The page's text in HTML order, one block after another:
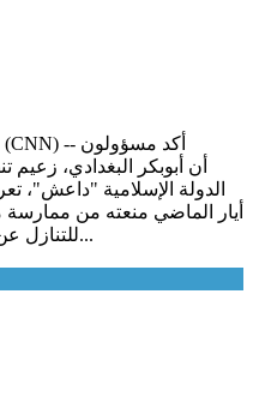
الدولة الإسلامية "داعش"،
أيار الماضي منعته من
للتنازل عن مهامه على رأس التنظيم طوال تل...